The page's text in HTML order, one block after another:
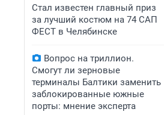
Стал известен главный приз
за лучший костюм на 74 САП
ФЕСТ в Челябинске
Вопрос на триллион.
Смогут ли зерновые
терминалы Балтики заменить
заблокированные южные
порты: мнение эксперта